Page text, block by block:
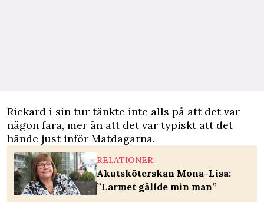
Rickard i sin tur tänkte inte alls på att det var
någon fara, mer än att det var typiskt att det
hände just inför Matdagarna.
RELATIONER
Akutsköterskan Mona-Lisa:
”Larmet gällde min man”